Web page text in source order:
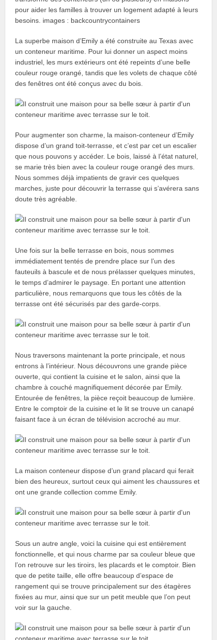
pour aider les familles à trouver un logement adapté à leurs
besoins. images : backcountrycontainers
La superbe maison d’Emily a été construite au Texas avec
un conteneur maritime. Pour lui donner un aspect moins
industriel, les murs extérieurs ont été repeints d’une belle
couleur rouge orangé, tandis que les volets de chaque côté
des fenêtres ont été conçus avec du bois.
Pour augmenter son charme, la maison-conteneur d’Emily
dispose d’un grand toit-terrasse, et c’est par cet un escalier
que nous pouvons y accéder. Le bois, laissé à l’état naturel,
se marie très bien avec la couleur rouge orangé des murs.
Nous sommes déjà impatients de gravir ces quelques
marches, juste pour découvrir la terrasse qui s’avérera sans
doute très agréable.
Une fois sur la belle terrasse en bois, nous sommes
immédiatement tentés de prendre place sur l’un des
fauteuils à bascule et de nous prélasser quelques minutes,
le temps d’admirer le paysage. En portant une attention
particulière, nous remarquons que tous les côtés de la
terrasse ont été sécurisés par des garde-corps.
Nous traversons maintenant la porte principale, et nous
entrons à l’intérieur. Nous découvrons une grande pièce
ouverte, qui contient la cuisine et le salon, ainsi que la
chambre à couché magnifiquement décorée par Emily.
Entourée de fenêtres, la pièce reçoit beaucoup de lumière.
Entre le comptoir de la cuisine et le lit se trouve un canapé
faisant face à un écran de télévision accroché au mur.
La maison conteneur dispose d’un grand placard qui ferait
bien des heureux, surtout ceux qui aiment les chaussures et
ont une grande collection comme Emily.
Sous un autre angle, voici la cuisine qui est entièrement
fonctionnelle, et qui nous charme par sa couleur bleue que
l’on retrouve sur les tiroirs, les placards et le comptoir. Bien
que de petite taille, elle offre beaucoup d’espace de
rangement qui se trouve principalement sur des étagères
fixées au mur, ainsi que sur un petit meuble que l’on peut
voir sur la gauche.